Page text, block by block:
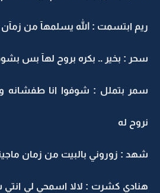
ريم ابتسمت : الله يسلمهآ من زمآن
سحر : بخير .. بكره بروح لهآ بس
سمر بتملل : شوفوا انا طفشانه
نروح له
شهد : زوروني بالبيت من زمان
هنادي كشرت : لالا اسمحي لي